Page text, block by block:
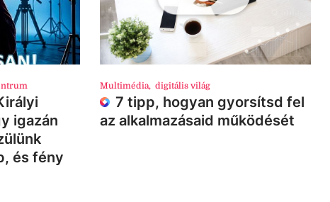
igazán
és fény
Multimédia, digitális világ
7 tipp, hogyan gyorsítsd fel
az alkalmazásaid működését